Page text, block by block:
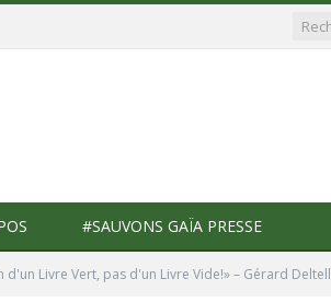
#SAUVONS GAÏA PRESSE
Livre Vert, pas d'un Livre Vide!» – Gérard Deltell